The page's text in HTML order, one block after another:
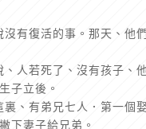
沒有復活的事。那天、他
、人若死了、沒有孩子、
子立後。
裏、有弟兄七人．第一個
下妻子給兄弟。